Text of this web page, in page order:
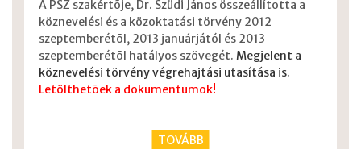
A PSZ szakértõje, Dr. Szüdi János összeállította a
köznevelési és a közoktatási törvény 2012
szeptemberétõl, 2013 januárjától és 2013
szeptemberétõl hatályos szövegét. Megjelent a
köznevelési törvény végrehajtási utasítása is.
Letölthetõek a dokumentumok!
TOVÁBB